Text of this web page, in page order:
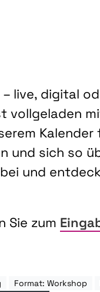
live, digital
vollgeladen
Kalender
und sich so
und
Sie zum
Format: Workshop